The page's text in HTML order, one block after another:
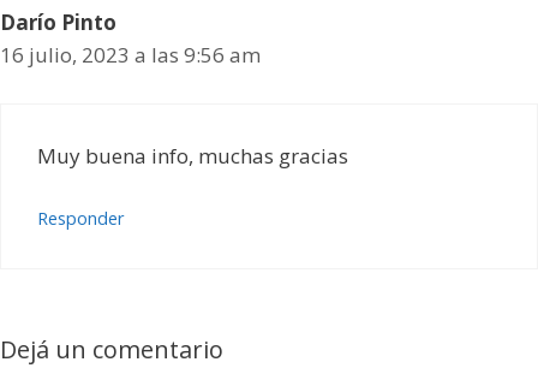
Darío Pinto
16 julio, 2023 a las 9:56 am
Muy buena info, muchas gracias
Responder
Dejá un comentario